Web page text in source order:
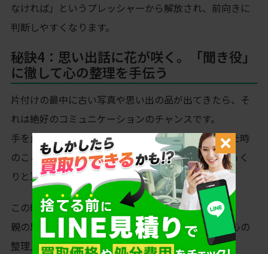
なければ」というプレッシャーから解放され、前向きに
判断しやすくなります。
秘訣4：思い出話に花が咲く。「聞き役」
に徹して心の整理を手伝う
片付けの最中に古い写真や思い出の品が出てきたら、そ
れは絶好のコミュニケーションのチャンスです。
手を止めて、「この写真はいつ頃？」「これを買った時
のこと、もっと聞かせて」と、親の人生の物語にじっく
りと耳を傾けましょう。
この時間は、単なるモノの整理ではありません。
親の思い出を一緒に整理し、その人生を肯定する「心の
整理」の時間です。